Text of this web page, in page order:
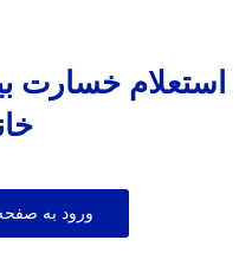
استعلام خسارت
ورود به